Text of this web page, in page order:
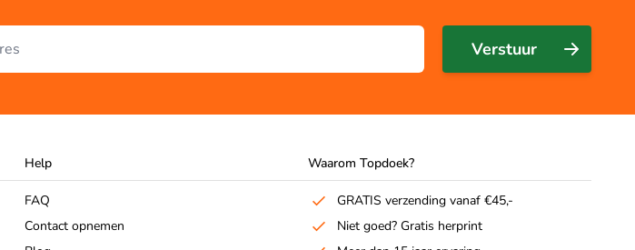
Verstuur
Help
FAQ
Contact opnemen
Waarom Topdoek?
GRATIS verzending vanaf €45,-
Niet goed? Gratis herprint